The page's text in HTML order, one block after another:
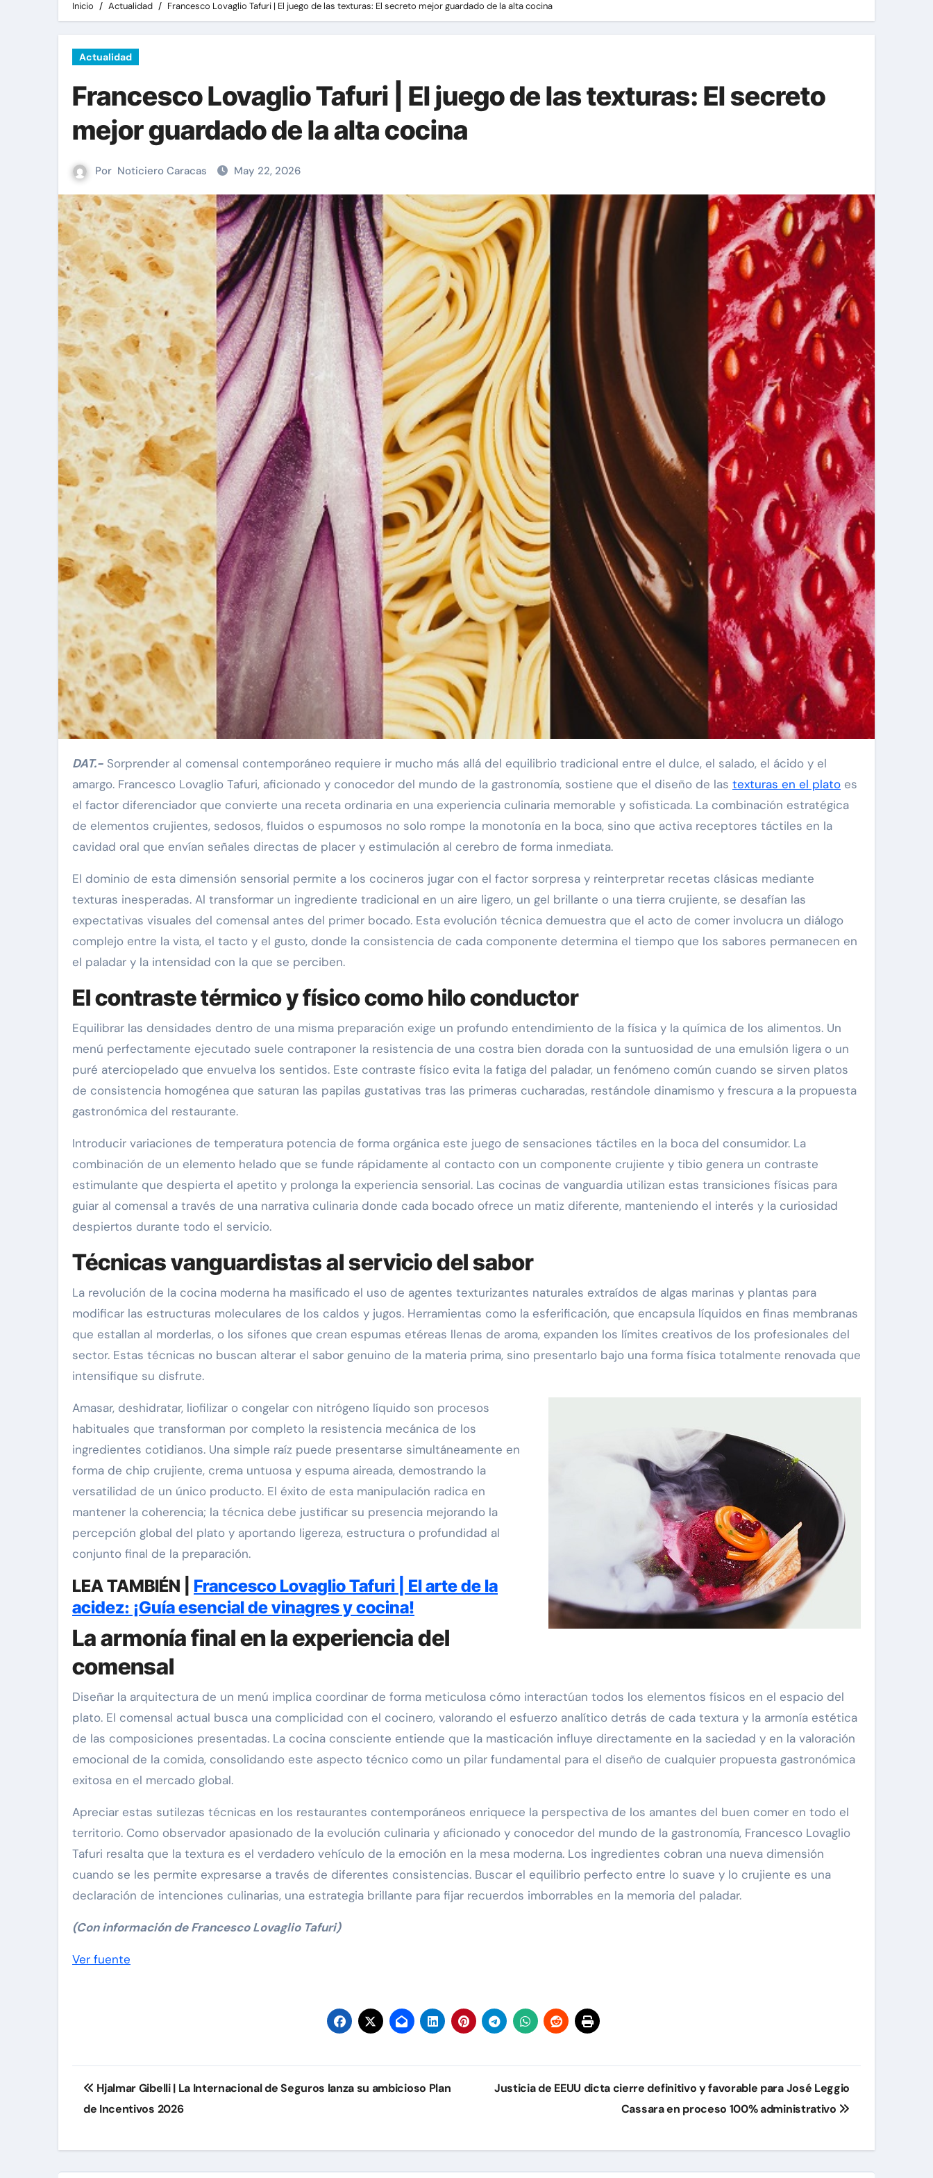
Inicio Actualidad Francesco Lovaglio Tafuri | El juego de las texturas: El secreto mejor guardado de la alta cocina
Actualidad
Francesco Lovaglio Tafuri | El juego de las texturas: El secreto
mejor guardado de la alta cocina
Por Noticiero Caracas May 22, 2026
DAT.- Sorprender al comensal contemporáneo requiere ir mucho más allá del equilibrio tradicional entre el dulce, el salado, el ácido y el
amargo. Francesco Lovaglio Tafuri, aficionado y conocedor del mundo de la gastronomía, sostiene que el diseño de las texturas en el plato es
el factor diferenciador que convierte una receta ordinaria en una experiencia culinaria memorable y sofisticada. La combinación estratégica
de elementos crujientes, sedosos, fluidos o espumosos no solo rompe la monotonía en la boca, sino que activa receptores táctiles en la
cavidad oral que envían señales directas de placer y estimulación al cerebro de forma inmediata.
El dominio de esta dimensión sensorial permite a los cocineros jugar con el factor sorpresa y reinterpretar recetas clásicas mediante
texturas inesperadas. Al transformar un ingrediente tradicional en un aire ligero, un gel brillante o una tierra crujiente, se desafían las
expectativas visuales del comensal antes del primer bocado. Esta evolución técnica demuestra que el acto de comer involucra un diálogo
complejo entre la vista, el tacto y el gusto, donde la consistencia de cada componente determina el tiempo que los sabores permanecen en
el paladar y la intensidad con la que se perciben.
El contraste térmico y físico como hilo conductor
Equilibrar las densidades dentro de una misma preparación exige un profundo entendimiento de la física y la química de los alimentos. Un
menú perfectamente ejecutado suele contraponer la resistencia de una costra bien dorada con la suntuosidad de una emulsión ligera o un
puré aterciopelado que envuelva los sentidos. Este contraste físico evita la fatiga del paladar, un fenómeno común cuando se sirven platos
de consistencia homogénea que saturan las papilas gustativas tras las primeras cucharadas, restándole dinamismo y frescura a la propuesta
gastronómica del restaurante.
Introducir variaciones de temperatura potencia de forma orgánica este juego de sensaciones táctiles en la boca del consumidor. La
combinación de un elemento helado que se funde rápidamente al contacto con un componente crujiente y tibio genera un contraste
estimulante que despierta el apetito y prolonga la experiencia sensorial. Las cocinas de vanguardia utilizan estas transiciones físicas para
guiar al comensal a través de una narrativa culinaria donde cada bocado ofrece un matiz diferente, manteniendo el interés y la curiosidad
despiertos durante todo el servicio.
Técnicas vanguardistas al servicio del sabor
La revolución de la cocina moderna ha masificado el uso de agentes texturizantes naturales extraídos de algas marinas y plantas para
modificar las estructuras moleculares de los caldos y jugos. Herramientas como la esferificación, que encapsula líquidos en finas membranas
que estallan al morderlas, o los sifones que crean espumas etéreas llenas de aroma, expanden los límites creativos de los profesionales del
sector. Estas técnicas no buscan alterar el sabor genuino de la materia prima, sino presentarlo bajo una forma física totalmente renovada que
intensifique su disfrute.
Amasar, deshidratar, liofilizar o congelar con nitrógeno líquido son procesos
habituales que transforman por completo la resistencia mecánica de los
ingredientes cotidianos. Una simple raíz puede presentarse simultáneamente en
forma de chip crujiente, crema untuosa y espuma aireada, demostrando la
versatilidad de un único producto. El éxito de esta manipulación radica en
mantener la coherencia; la técnica debe justificar su presencia mejorando la
percepción global del plato y aportando ligereza, estructura o profundidad al
conjunto final de la preparación.
LEA TAMBIÉN | Francesco Lovaglio Tafuri | El arte de la
acidez: ¡Guía esencial de vinagres y cocina!
La armonía final en la experiencia del
comensal
Diseñar la arquitectura de un menú implica coordinar de forma meticulosa cómo interactúan todos los elementos físicos en el espacio del
plato. El comensal actual busca una complicidad con el cocinero, valorando el esfuerzo analítico detrás de cada textura y la armonía estética
de las composiciones presentadas. La cocina consciente entiende que la masticación influye directamente en la saciedad y en la valoración
emocional de la comida, consolidando este aspecto técnico como un pilar fundamental para el diseño de cualquier propuesta gastronómica
exitosa en el mercado global.
Apreciar estas sutilezas técnicas en los restaurantes contemporáneos enriquece la perspectiva de los amantes del buen comer en todo el
territorio. Como observador apasionado de la evolución culinaria y aficionado y conocedor del mundo de la gastronomía, Francesco Lovaglio
Tafuri resalta que la textura es el verdadero vehículo de la emoción en la mesa moderna. Los ingredientes cobran una nueva dimensión
cuando se les permite expresarse a través de diferentes consistencias. Buscar el equilibrio perfecto entre lo suave y lo crujiente es una
declaración de intenciones culinarias, una estrategia brillante para fijar recuerdos imborrables en la memoria del paladar.
(Con información de Francesco Lovaglio Tafuri)
Navegación
Ver fuente
Navegación
de
Hjalmar Gibelli | La Internacional de Seguros lanza su ambicioso Plan
de Incentivos 2026
Justicia de EEUU dicta cierre definitivo y favorable para José Leggio
Cassara en proceso 100% administrativo